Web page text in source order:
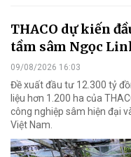
THACO dự kiến
tầm sâm Ngọc
09/08/2026 16:03
Đề xuất đầu tư 12.300 tỷ
liệu hơn 1.200 ha của
công nghiệp sâm hiện đại
Việt Nam.